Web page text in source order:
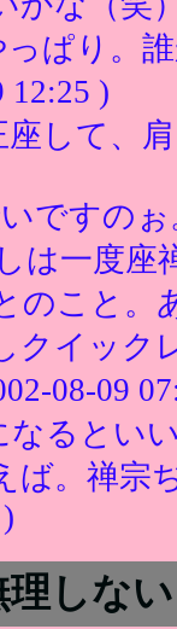
ぱり。
12:25 )
座して、
ですのぉ
は一度座
のこと。
クイック
08-09
なるとい
ば。禅宗
しな